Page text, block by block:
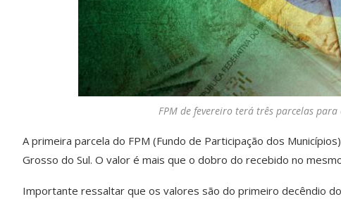
FPM de fevereiro terá três parcelas
A primeira parcela do FPM (Fundo de Participação dos
Grosso do Sul. O valor é mais que o dobro do recebido no
Importante ressaltar que os valores são do primeiro decêndio